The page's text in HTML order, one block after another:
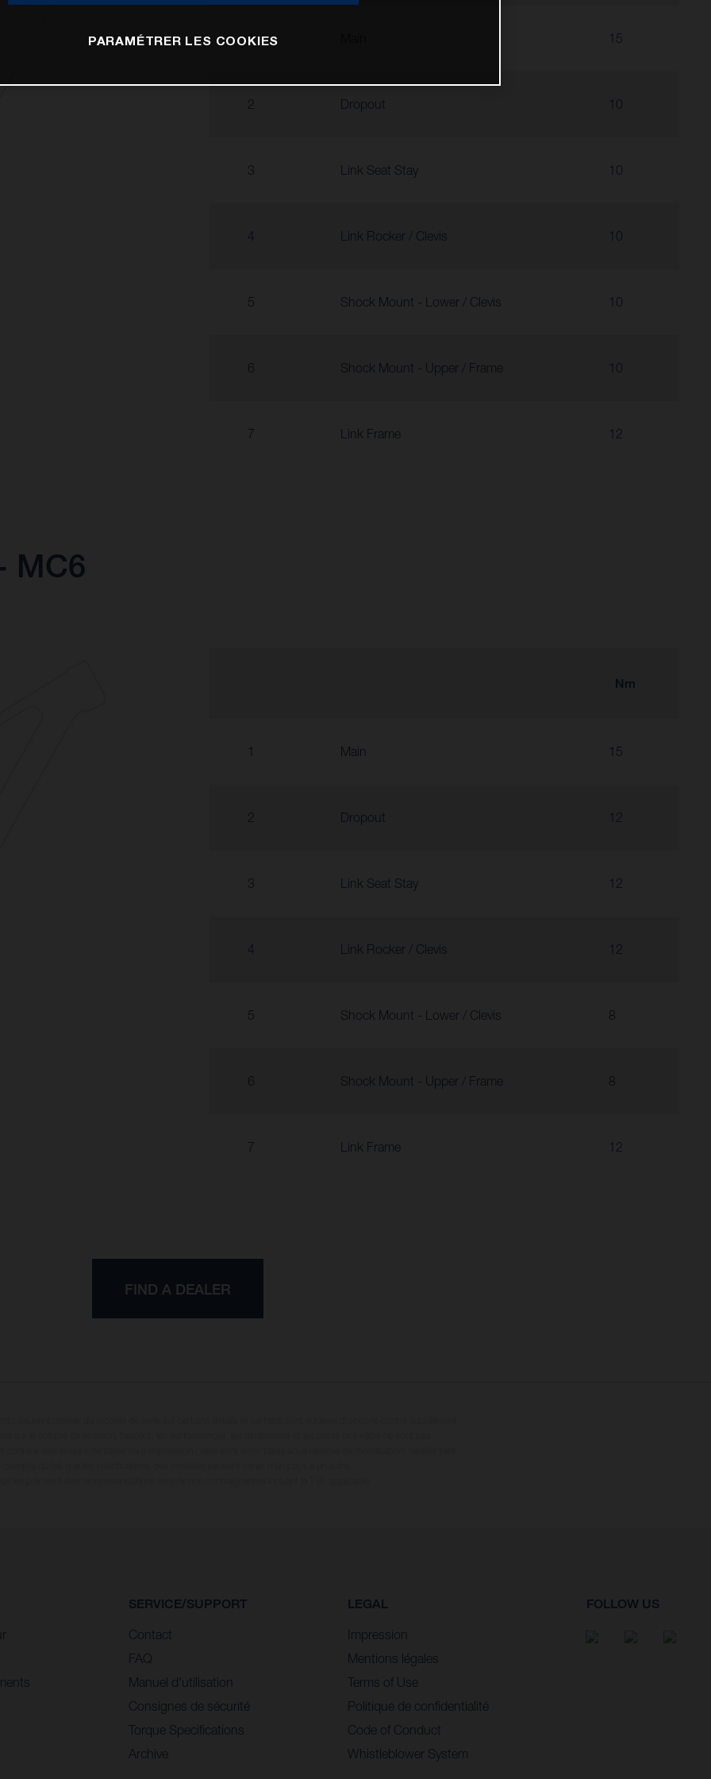
1 15
2 Dropout 10
3 Link Seat Stay 10
4 Link Rocker / Clevis 10
5 Shock Mount - Lower / Clevis 10
6 Shock Mount - Upper / Frame 10
7 Link Frame 12
MC6
Nm
1 Main 15
2 Dropout 12
3 Link Seat Stay 12
4 Link Rocker / Clevis 12
5 Shock Mount - Lower / Clevis 8
6 Shock Mount - Upper / Frame 8
7 Link Frame 12
FIND A DEALER
SERVICE/SUPPORT
Contact
FAQ
Manuel d'utilisation
Consignes de sécurité
Torque Specifications
Archive
LEGAL
Impression
Mentions légales
Terms of Use
Politique de confidentialité
Code of Conduct
Whistleblower System
FOLLOW US
PARAMÉTRER LES COOKIES